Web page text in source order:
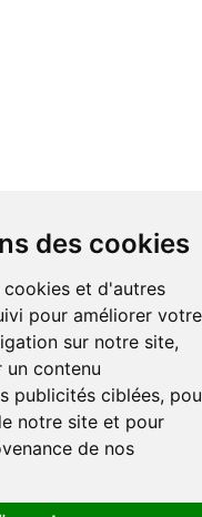
des cookies
et d'autres
pour améliorer votre
sur notre site,
un contenu
publicités ciblées,
notre site et pour
de nos